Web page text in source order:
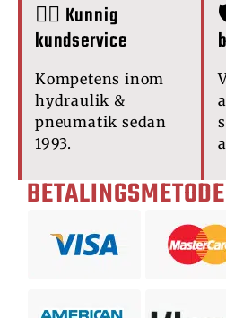
🙋‍♂️ Kunnig
kundservice
Kompetens inom
hydraulik &
pneumatik sedan
1993.